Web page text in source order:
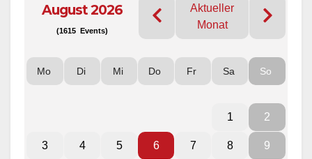
August 2026
(1615 Events)
Aktueller
Monat
Mo Di Mi Do Fr Sa So
1 2
3 4 5 6 7 8 9